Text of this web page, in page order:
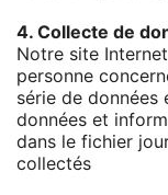
4. Collecte de
Notre site
personne
série de données
données et
dans le fichier
collectés